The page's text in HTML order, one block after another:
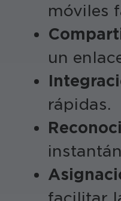
móviles
un
rápidas.